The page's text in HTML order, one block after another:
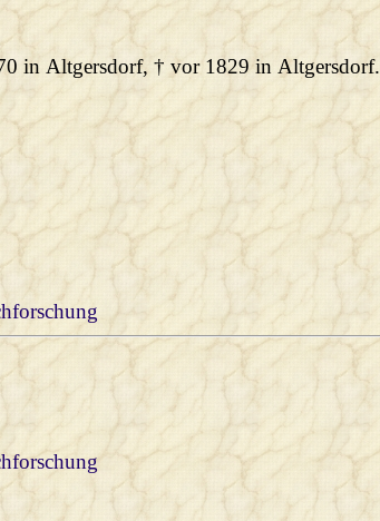
in Altgersdorf, † vor 1829 in Altgersdorf.